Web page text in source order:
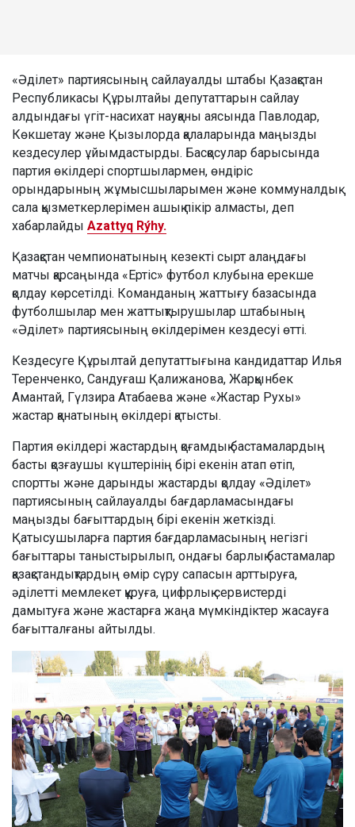
«Әділет» партиясының сайлауалды штабы Қазақстан
Республикасы Құрылтайы депутаттарын сайлау
алдындағы үгіт-насихат науқаны аясында Павлодар,
Көкшетау және Қызылорда қалаларында маңызды
кездесулер ұйымдастырды. Басқосулар барысында
партия өкілдері спортшылармен, өндіріс
орындарының жұмысшыларымен және коммуналдық
сала қызметкерлерімен ашық пікір алмасты, деп
хабарлайды Azattyq Rýhy.
Қазақстан чемпионатының кезекті сырт алаңдағы
матчы қарсаңында «Ертіс» футбол клубына ерекше
қолдау көрсетілді. Команданың жаттығу базасында
футболшылар мен жаттықтырушылар штабының
«Әділет» партиясының өкілдерімен кездесуі өтті.
Кездесуге Құрылтай депутаттығына кандидаттар Илья
Теренченко, Сандуғаш Қалижанова, Жарқынбек
Амантай, Гүлзира Атабаева және «Жастар Рухы»
жастар қанатының өкілдері қатысты.
Партия өкілдері жастардың қоғамдық бастамалардың
басты қозғаушы күштерінің бірі екенін атап өтіп,
спортты және дарынды жастарды қолдау «Әділет»
партиясының сайлауалды бағдарламасындағы
маңызды бағыттардың бірі екенін жеткізді.
Қатысушыларға партия бағдарламасының негізгі
бағыттары таныстырылып, ондағы барлық бастамалар
қазақстандықтардың өмір сүру сапасын арттыруға,
әділетті мемлекет құруға, цифрлық сервистерді
дамытуға және жастарға жаңа мүмкіндіктер жасауға
бағытталғаны айтылды.